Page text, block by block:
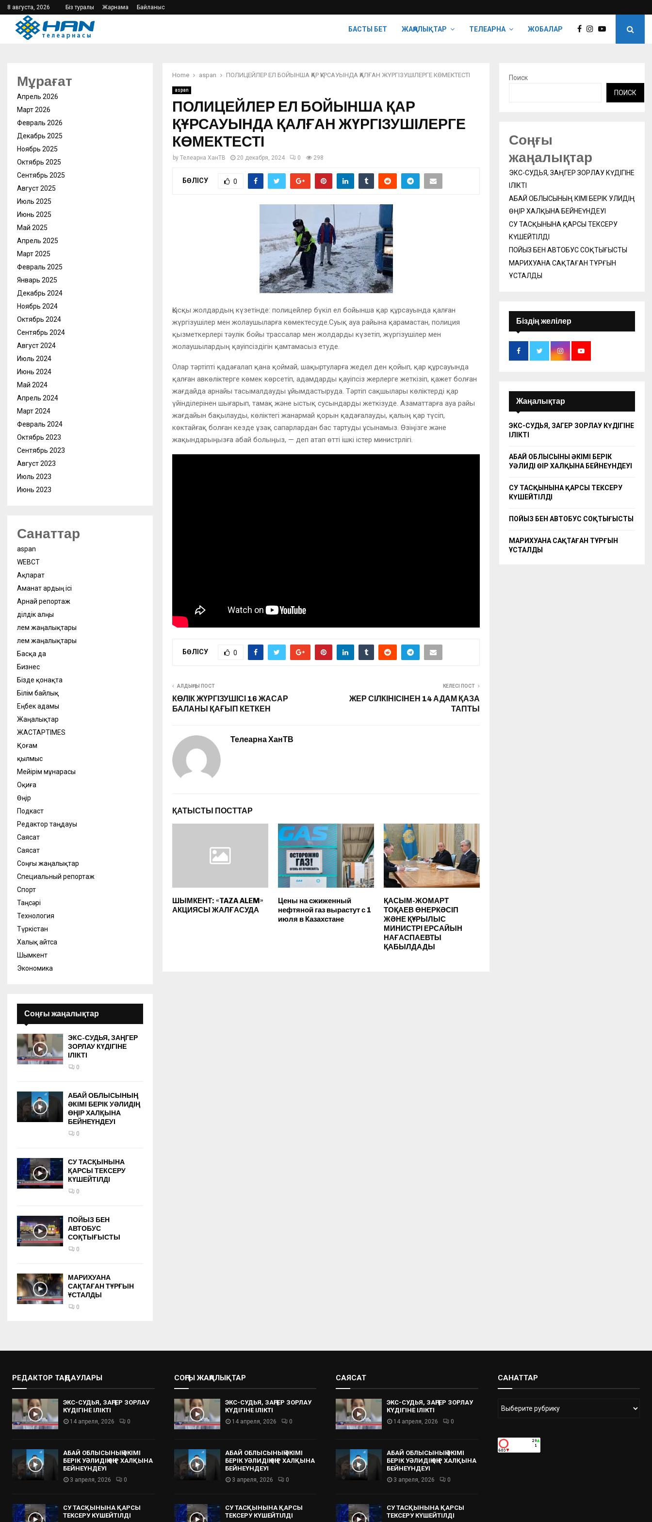
8 августа, 2026 Біз туралы Жарнама Байланыс
БАСТЫ БЕТ ЖАҢАЛЫҚТАР ТЕЛЕАРНА ЖОБАЛАР
Home aspan ПОЛИЦЕЙЛЕР ЕЛ БОЙЫНША ҚАР ҚҰРСАУЫНДА ҚАЛҒАН ЖҮРГІЗУШІЛЕРГЕ КӨМЕКТЕСТІ
aspan
ПОЛИЦЕЙЛЕР ЕЛ БОЙЫНША ҚАР
ҚҰРСАУЫНДА ҚАЛҒАН ЖҮРГІЗУШІЛЕРГЕ
КӨМЕКТЕСТІ
by Телеарна ХанТВ 20 декабря, 2024 0 298
БӨЛІСУ 0
Қысқы жолдардың күзетінде: полицейлер бүкіл ел бойынша қар құрсауында қалған
жүргізушілер мен жолаушыларға көмектесуде.Суық ауа райына қарамастан, полиция
қызметкерлері тәулік бойы трассалар мен жолдарды күзетіп, жүргізушілер мен
жолаушылардың қауіпсіздігін қамтамасыз етуде.
Олар тәртіпті қадағалап қана қоймай, шақыртуларға жедел ден қойып, қар құрсауында
қалған авкөліктерге көмек көрсетіп, адамдарды қауіпсіз жерлерге жеткізіп, қажет болған
жағдайда арнайы тасымалдауды ұйымдастыруда. Тәртіп сақшылары көліктерді қар
үйінділерінен шығарып, тамақ және ыстық сусындарды жеткізуде. Азаматтарға ауа райы
жағдайын бақылауды, көліктегі жанармай қорын қадағалауды, қалың қар түсіп,
көктайғақ болған кезде ұзақ сапарлардан бас тартуды ұсынамыз. Өзіңізге және
жақындарыңызға абай болыңыз, — деп атап өтті ішкі істер министрлігі.
БӨЛІСУ 0
АЛДЫҢҒЫ ПОСТ
КӨЛІК ЖҮРГІЗУШІСІ 16 ЖАСАР
БАЛАНЫ ҚАҒЫП КЕТКЕН
КЕЛЕСІ ПОСТ
ЖЕР СІЛКІНІСІНЕН 14 АДАМ ҚАЗА
ТАПТЫ
Телеарна ХанТВ
ҚАТЫСТЫ ПОСТТАР
ШЫМКЕНТ: «TAZA ALEM»
АКЦИЯСЫ ЖАЛҒАСУДА
Цены на сжиженный
нефтяной газ вырастут с 1
июля в Казахстане
ҚАСЫМ-ЖОМАРТ
ТОҚАЕВ ӨНЕРКӘСІП
ЖӘНЕ ҚҰРЫЛЫС
МИНИСТРІ ЕРСАЙЫН
НАҒАСПАЕВТЫ
ҚАБЫЛДАДЫ
Мұрағат
Апрель 2026
Март 2026
Февраль 2026
Декабрь 2025
Ноябрь 2025
Октябрь 2025
Сентябрь 2025
Август 2025
Июль 2025
Июнь 2025
Май 2025
Апрель 2025
Март 2025
Февраль 2025
Январь 2025
Декабрь 2024
Ноябрь 2024
Октябрь 2024
Сентябрь 2024
Август 2024
Июль 2024
Июнь 2024
Май 2024
Апрель 2024
Март 2024
Февраль 2024
Октябрь 2023
Сентябрь 2023
Август 2023
Июль 2023
Июнь 2023
Санаттар
aspan
WEBСӘТ
Ақпарат
Аманат ардың ісі
Арнай репортаж
Әділдік алңы
Әлем жаңалықтары
Әлем жаңалықтары
Басқа да
Бизнес
Бізде қонақта
Білім байлық
Еңбек адамы
Жаңалықтар
ЖАСТАРTIMES
Қоғам
қылмыс
Мейірім мұнарасы
Оқиға
Өңір
Подкаст
Редактор таңдауы
Саясат
Саясат
Соңғы жаңалықтар
Специальный репортаж
Спорт
Таңсәрі
Технология
Түркістан
Халық айтса
Шымкент
Экономика
Соңғы жаңалықтар
ЭКС-СУДЬЯ, ЗАҢГЕР
ЗОРЛАУ КҮДІГІНЕ
ІЛІКТІ
0
АБАЙ ОБЛЫСЫНЫҢ
ӘКІМІ БЕРІК УӘЛИДІҢ
ӨҢІР ХАЛҚЫНА
БЕЙНЕҮНДЕУІ
0
СУ ТАСҚЫНЫНА
ҚАРСЫ ТЕКСЕРУ
КҮШЕЙТІЛДІ
0
ПОЙЫЗ БЕН
АВТОБУС
СОҚТЫҒЫСТЫ
0
МАРИХУАНА
САҚТАҒАН ТҰРҒЫН
ҰСТАЛДЫ
0
Поиск
ПОИСК
Соңғы
жаңалықтар
ЭКС-СУДЬЯ, ЗАҢГЕР ЗОРЛАУ КҮДІГІНЕ
ІЛІКТІ
АБАЙ ОБЛЫСЫНЫҢ ӘКІМІ БЕРІК УӘЛИДІҢ
ӨҢІР ХАЛҚЫНА БЕЙНЕҮНДЕУІ
СУ ТАСҚЫНЫНА ҚАРСЫ ТЕКСЕРУ
КҮШЕЙТІЛДІ
ПОЙЫЗ БЕН АВТОБУС СОҚТЫҒЫСТЫ
МАРИХУАНА САҚТАҒАН ТҰРҒЫН
ҰСТАЛДЫ
Біздің желілер
Жаңалықтар
ЭКС-СУДЬЯ, ЗАҢГЕР ЗОРЛАУ КҮДІГІНЕ
ІЛІКТІ
АБАЙ ОБЛЫСЫНЫҢ ӘКІМІ БЕРІК
УӘЛИДІҢ ӨҢІР ХАЛҚЫНА БЕЙНЕҮНДЕУІ
СУ ТАСҚЫНЫНА ҚАРСЫ ТЕКСЕРУ
КҮШЕЙТІЛДІ
ПОЙЫЗ БЕН АВТОБУС СОҚТЫҒЫСТЫ
МАРИХУАНА САҚТАҒАН ТҰРҒЫН
ҰСТАЛДЫ
РЕДАКТОР ТАҢДАУЛАРЫ
ЭКС-СУДЬЯ, ЗАҢГЕР ЗОРЛАУ
КҮДІГІНЕ ІЛІКТІ
14 апреля, 2026 0
АБАЙ ОБЛЫСЫНЫҢ ӘКІМІ
БЕРІК УӘЛИДІҢ ӨҢІР ХАЛҚЫНА
БЕЙНЕҮНДЕУІ
3 апреля, 2026 0
СУ ТАСҚЫНЫНА ҚАРСЫ
ТЕКСЕРУ КҮШЕЙТІЛДІ
СОҢҒЫ ЖАҢАЛЫҚТАР
ЭКС-СУДЬЯ, ЗАҢГЕР ЗОРЛАУ
КҮДІГІНЕ ІЛІКТІ
14 апреля, 2026 0
АБАЙ ОБЛЫСЫНЫҢ ӘКІМІ
БЕРІК УӘЛИДІҢ ӨҢІР ХАЛҚЫНА
БЕЙНЕҮНДЕУІ
3 апреля, 2026 0
СУ ТАСҚЫНЫНА ҚАРСЫ
ТЕКСЕРУ КҮШЕЙТІЛДІ
САЯСАТ
ЭКС-СУДЬЯ, ЗАҢГЕР ЗОРЛАУ
КҮДІГІНЕ ІЛІКТІ
14 апреля, 2026 0
АБАЙ ОБЛЫСЫНЫҢ ӘКІМІ
БЕРІК УӘЛИДІҢ ӨҢІР ХАЛҚЫНА
БЕЙНЕҮНДЕУІ
3 апреля, 2026 0
СУ ТАСҚЫНЫНА ҚАРСЫ
ТЕКСЕРУ КҮШЕЙТІЛДІ
САНАТТАР